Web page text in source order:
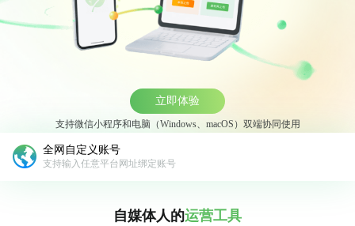
支持微信小程序和电脑（Windows、macOS）双端协同使用
立即体验
全网自定义账号
支持输入任意平台网址绑定账号
自媒体人的运营工具